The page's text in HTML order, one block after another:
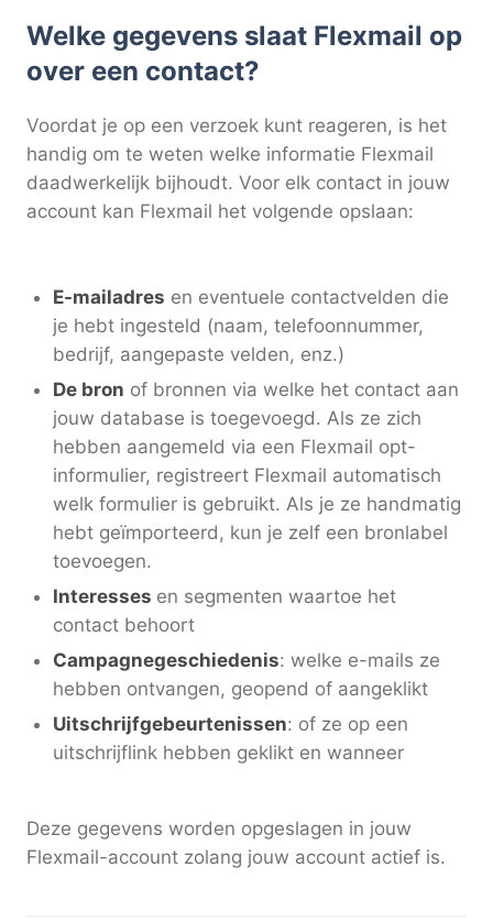
Welke gegevens slaat Flexmail op
over een contact?
Voordat je op een verzoek kunt reageren, is het
handig om te weten welke informatie Flexmail
daadwerkelijk bijhoudt. Voor elk contact in jouw
account kan Flexmail het volgende opslaan:
E-mailadres en eventuele contactvelden die
je hebt ingesteld (naam, telefoonnummer,
bedrijf, aangepaste velden, enz.)
De bron of bronnen via welke het contact aan
jouw database is toegevoegd. Als ze zich
hebben aangemeld via een Flexmail opt-
informulier, registreert Flexmail automatisch
welk formulier is gebruikt. Als je ze handmatig
hebt geïmporteerd, kun je zelf een bronlabel
toevoegen.
Interesses en segmenten waartoe het
contact behoort
Campagnegeschiedenis: welke e-mails ze
hebben ontvangen, geopend of aangeklikt
Uitschrijfgebeurtenissen: of ze op een
uitschrijflink hebben geklikt en wanneer
Deze gegevens worden opgeslagen in jouw
Flexmail-account zolang jouw account actief is.